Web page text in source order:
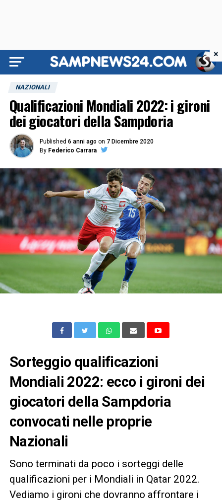
NAZIONALI
Qualificazioni Mondiali 2022: i gironi
dei giocatori della Sampdoria
Published 6 anni ago on 7 Dicembre 2020
By Federico Carrara
Sorteggio qualificazioni
Mondiali 2022: ecco i gironi dei
giocatori della Sampdoria
convocati nelle proprie
Nazionali
Sono terminati da poco i sorteggi delle
qualificazioni per i Mondiali in Qatar 2022.
Vediamo i gironi che dovranno affrontare i
×